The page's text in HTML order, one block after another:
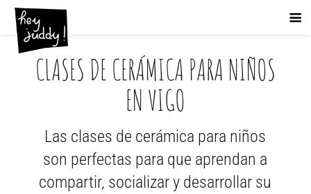
CLASES DE CERÁMICA PARA NIÑOS
EN VIGO
Las clases de cerámica para niños
son perfectas para que aprendan a
compartir, socializar y desarrollar su